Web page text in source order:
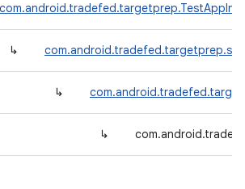
↳
↳
↳